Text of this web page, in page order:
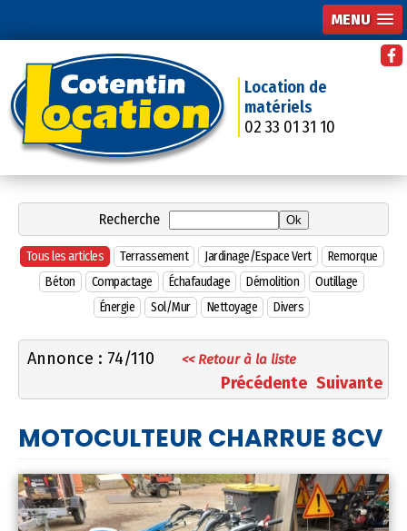
MENU
Location de
matériels
02 33 01 31 10
Tous les articles Terrassement Jardinage/Espace Vert
Remorque
Béton
Compactage Échafaudage Démolition
Outillage
Énergie
Sol/Mur Nettoyage Divers
Recherche
Annonce : 74/110 << Retour à la liste
Précédente Suivante
MOTOCULTEUR CHARRUE 8CV